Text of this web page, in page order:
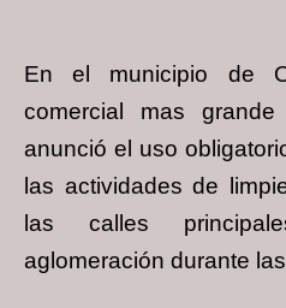
En el municipio de
comercial mas
anunció el uso
las actividades de
las calles
aglomeración durante